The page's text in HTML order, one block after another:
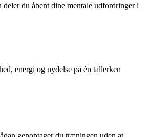
deler du åbent dine mentale udfordringer i
energi og nydelse på én tallerken